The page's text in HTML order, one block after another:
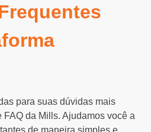
para suas dúvidas mais
da Mills. Ajudamos você a
de maneira simples e